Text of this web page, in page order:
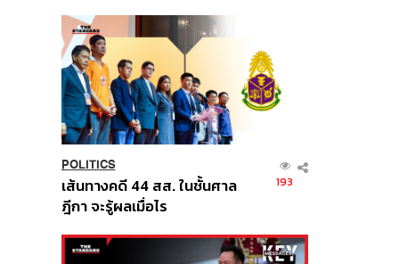
POLITICS
เส้นทางคดี 44 สส. ในชั้นศาล
ฎีกา จะรู้ผลเมื่อไร
193